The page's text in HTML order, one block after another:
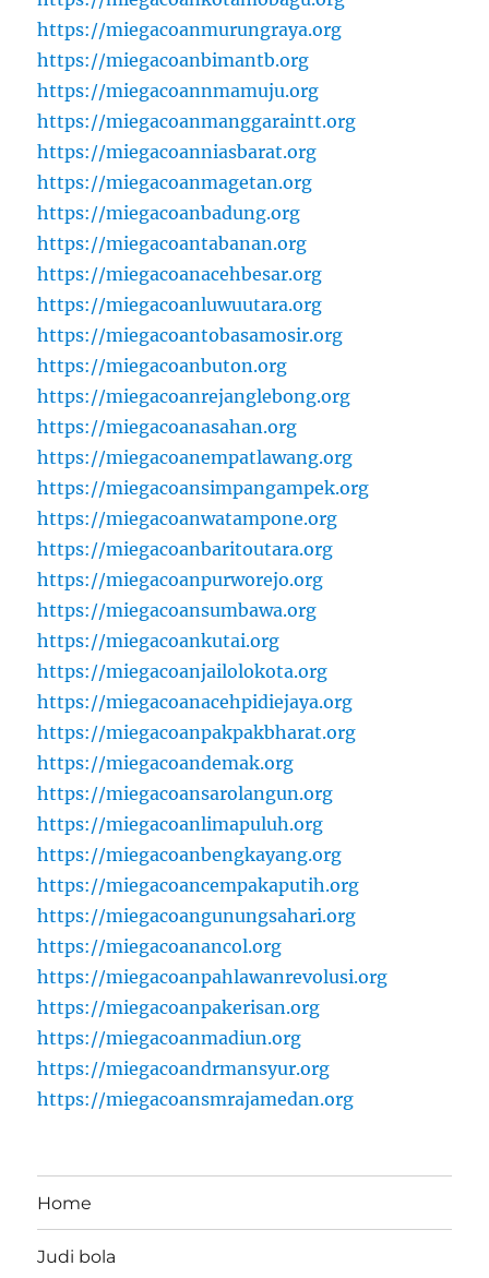
https://miegacoanmurungraya.org
https://miegacoanbimantb.org
https://miegacoannmamuju.org
https://miegacoanmanggaraintt.org
https://miegacoanniasbarat.org
https://miegacoanmagetan.org
https://miegacoanbadung.org
https://miegacoantabanan.org
https://miegacoanacehbesar.org
https://miegacoanluwuutara.org
https://miegacoantobasamosir.org
https://miegacoanbuton.org
https://miegacoanrejanglebong.org
https://miegacoanasahan.org
https://miegacoanempatlawang.org
https://miegacoansimpangampek.org
https://miegacoanwatampone.org
https://miegacoanbaritoutara.org
https://miegacoanpurworejo.org
https://miegacoansumbawa.org
https://miegacoankutai.org
https://miegacoanjailolokota.org
https://miegacoanacehpidiejaya.org
https://miegacoanpakpakbharat.org
https://miegacoandemak.org
https://miegacoansarolangun.org
https://miegacoanlimapuluh.org
https://miegacoanbengkayang.org
https://miegacoancempakaputih.org
https://miegacoangunungsahari.org
https://miegacoanancol.org
https://miegacoanpahlawanrevolusi.org
https://miegacoanpakerisan.org
https://miegacoanmadiun.org
https://miegacoandrmansyur.org
https://miegacoansmrajamedan.org
Home
Judi bola